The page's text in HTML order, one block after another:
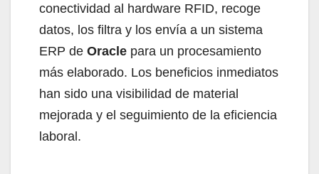
conectividad al hardware RFID, recoge
datos, los filtra y los envía a un sistema
ERP de Oracle para un procesamiento
más elaborado. Los beneficios inmediatos
han sido una visibilidad de material
mejorada y el seguimiento de la eficiencia
laboral.